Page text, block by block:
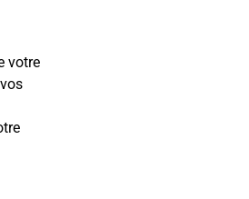
votre